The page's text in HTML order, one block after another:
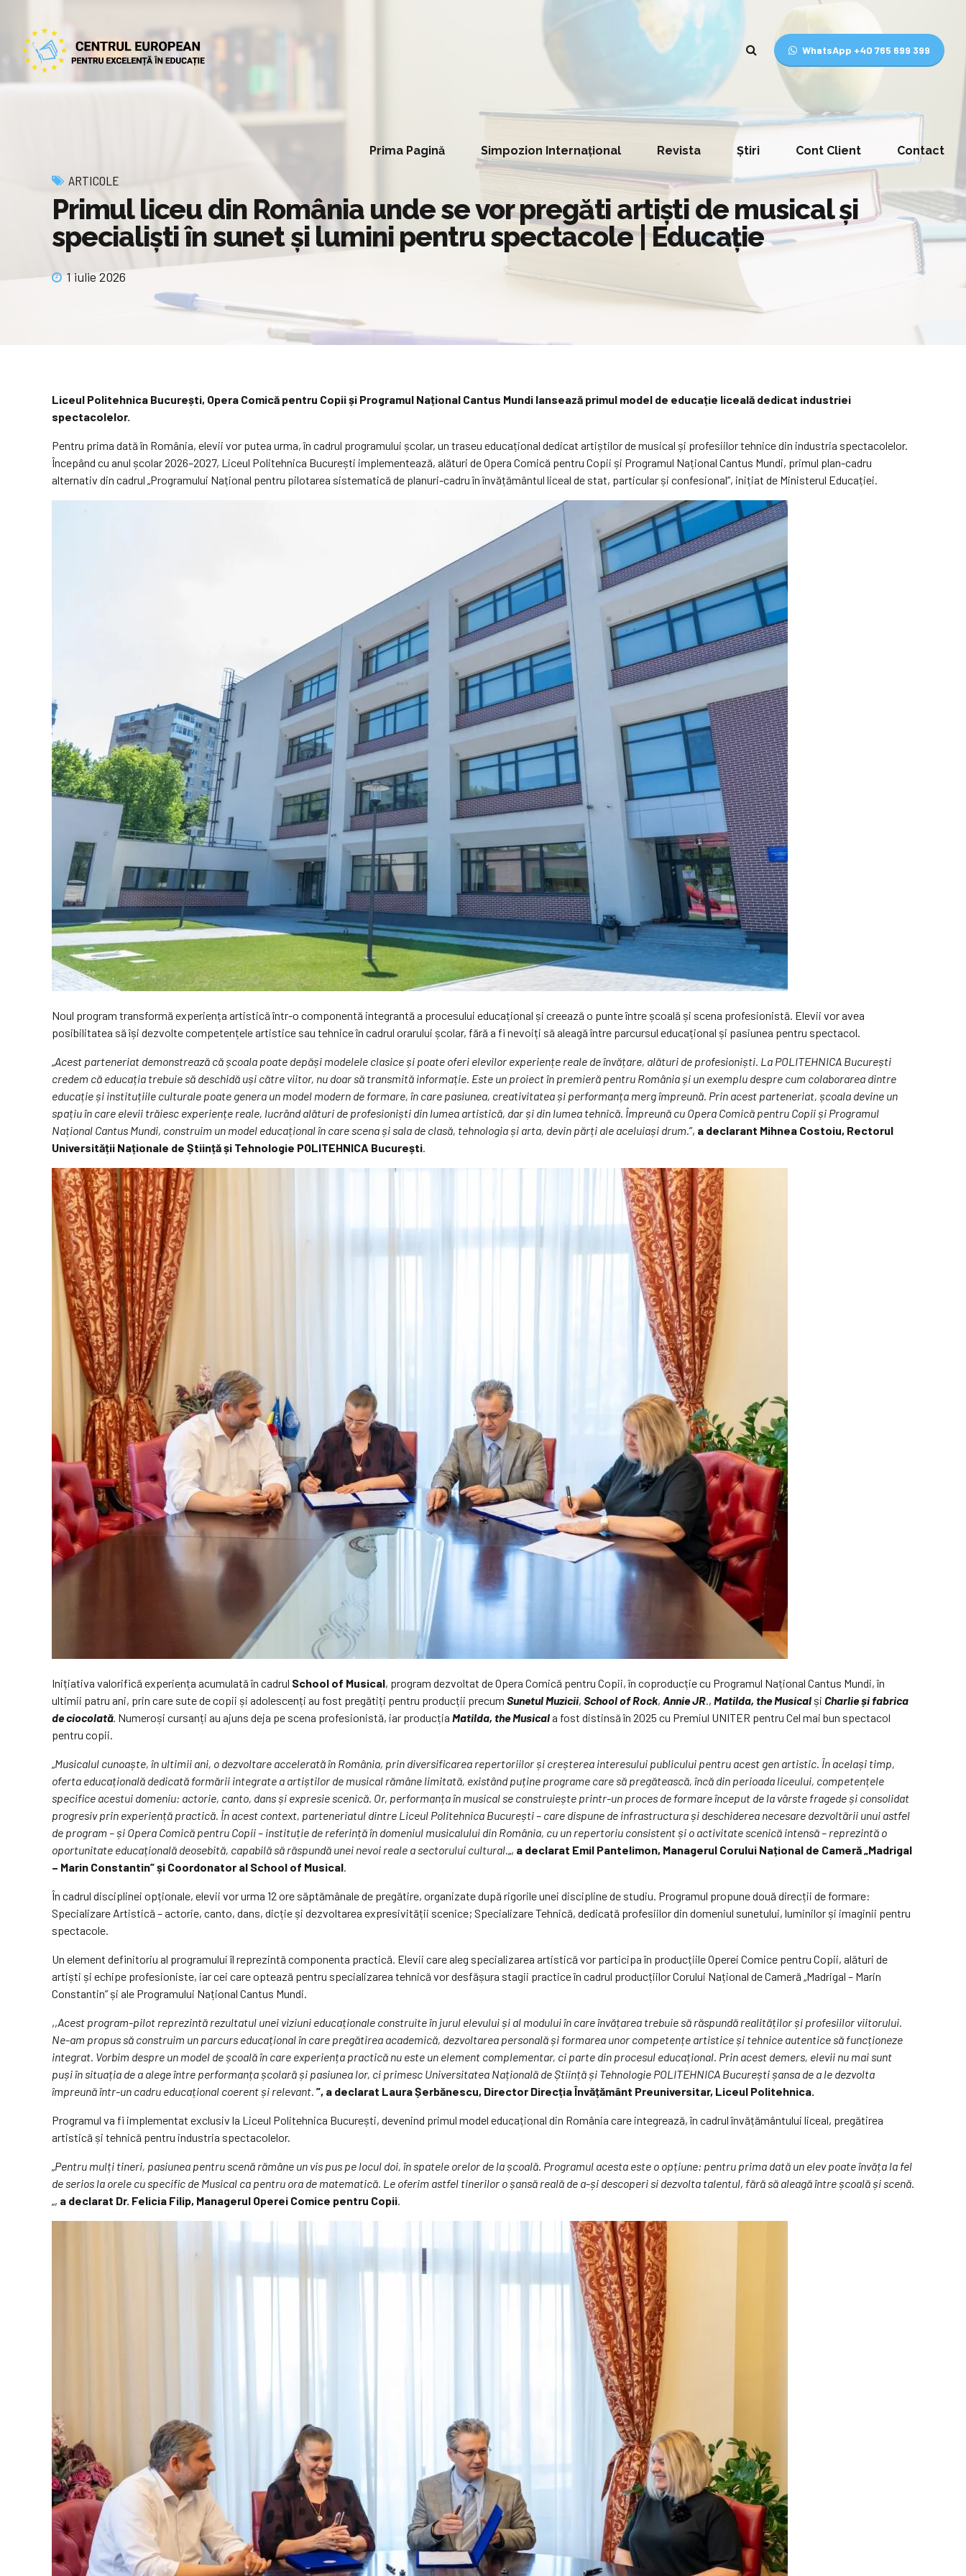
WhatsApp +40 765 699 399
Prima Pagină Simpozion Internațional Revista Știri Cont Client Contact
ARTICOLE
Primul liceu din România unde se vor pregăti artiști de musical și
specialiști în sunet și lumini pentru spectacole | Educaţie
1 iulie 2026
Liceul Politehnica București, Opera Comică pentru Copii și Programul Național Cantus Mundi lansează primul model de educație liceală dedicat industriei
spectacolelor.
Pentru prima dată în România, elevii vor putea urma, în cadrul programului școlar, un traseu educațional dedicat artiștilor de musical și profesiilor tehnice din industria spectacolelor.
Începând cu anul școlar 2026–2027, Liceul Politehnica București implementează, alături de Opera Comică pentru Copii și Programul Național Cantus Mundi, primul plan-cadru
alternativ din cadrul „Programului Național pentru pilotarea sistematică de planuri-cadru în învățământul liceal de stat, particular și confesional”, inițiat de Ministerul Educației.
Noul program transformă experiența artistică într-o componentă integrantă a procesului educațional și creează o punte între școală și scena profesionistă. Elevii vor avea
posibilitatea să își dezvolte competențele artistice sau tehnice în cadrul orarului școlar, fără a fi nevoiți să aleagă între parcursul educațional și pasiunea pentru spectacol.
„Acest parteneriat demonstrează că școala poate depăși modelele clasice și poate oferi elevilor experiențe reale de învățare, alături de profesioniști. La POLITEHNICA București
credem că educația trebuie să deschidă uși către viitor, nu doar să transmită informație. Este un proiect în premieră pentru România și un exemplu despre cum colaborarea dintre
educație și instituțiile culturale poate genera un model modern de formare, în care pasiunea, creativitatea și performanța merg împreună. Prin acest parteneriat, școala devine un
spațiu în care elevii trăiesc experiențe reale, lucrând alături de profesioniști din lumea artistică, dar și din lumea tehnică. Împreună cu Opera Comică pentru Copii și Programul
Național Cantus Mundi, construim un model educațional în care scena și sala de clasă, tehnologia și arta, devin părți ale aceluiași drum.”, a declarant Mihnea Costoiu, Rectorul
Universității Naționale de Știință și Tehnologie POLITEHNICA București.
Inițiativa valorifică experiența acumulată în cadrul School of Musical, program dezvoltat de Opera Comică pentru Copii, în coproducție cu Programul Național Cantus Mundi, în
ultimii patru ani, prin care sute de copii și adolescenți au fost pregătiți pentru producții precum Sunetul Muzicii, School of Rock, Annie JR., Matilda, the Musical și Charlie și fabrica
de ciocolată. Numeroși cursanți au ajuns deja pe scena profesionistă, iar producția Matilda, the Musicala fost distinsă în 2025 cu Premiul UNITER pentru Cel mai bun spectacol
pentru copii.
„Musicalul cunoaște, în ultimii ani, o dezvoltare accelerată în România, prin diversificarea repertoriilor și creșterea interesului publicului pentru acest gen artistic. În același timp,
oferta educațională dedicată formării integrate a artiștilor de musical rămâne limitată, existând puține programe care să pregătească, încă din perioada liceului, competențele
specifice acestui domeniu: actorie, canto, dans și expresie scenică. Or, performanța în musical se construiește printr-un proces de formare început de la vârste fragede și consolidat
progresiv prin experiență practică. În acest context, parteneriatul dintre Liceul Politehnica București – care dispune de infrastructura și deschiderea necesare dezvoltării unui astfel
de program – și Opera Comică pentru Copii – instituție de referință în domeniul musicalului din România, cu un repertoriu consistent și o activitate scenică intensă – reprezintă o
oportunitate educațională deosebită, capabilă să răspundă unei nevoi reale a sectorului cultural.„, a declarat Emil Pantelimon, Managerul Corului Național de Cameră „Madrigal
– Marin Constantin” și Coordonator al School of Musical.
În cadrul disciplinei opționale, elevii vor urma 12 ore săptămânale de pregătire, organizate după rigorile unei discipline de studiu. Programul propune două direcții de formare:
Specializare Artistică – actorie, canto, dans, dicție și dezvoltarea expresivității scenice; Specializare Tehnică, dedicată profesiilor din domeniul sunetului, luminilor și imaginii pentru
spectacole.
Un element definitoriu al programului îl reprezintă componenta practică. Elevii care aleg specializarea artistică vor participa în producțiile Operei Comice pentru Copii, alături de
artiști și echipe profesioniste, iar cei care optează pentru specializarea tehnică vor desfășura stagii practice în cadrul producțiilor Corului Național de Cameră „Madrigal – Marin
Constantin” și ale Programului Național Cantus Mundi.
,,Acest program-pilot reprezintă rezultatul unei viziuni educaționale construite în jurul elevului și al modului în care învățarea trebuie să răspundă realităților și profesiilor viitorului.
Ne-am propus să construim un parcurs educațional în care pregătirea academică, dezvoltarea personală și formarea unor competențe artistice și tehnice autentice să funcționeze
integrat. Vorbim despre un model de școală în care experiența practică nu este un element complementar, ci parte din procesul educațional. Prin acest demers, elevii nu mai sunt
puși în situația de a alege între performanța școlară și pasiunea lor, ci primesc Universitatea Națională de Știință și Tehnologie POLITEHNICA București șansa de a le dezvolta
împreună într-un cadru educațional coerent și relevant. ”, a declarat Laura Șerbănescu, Director Direcția Învățământ Preuniversitar, Liceul Politehnica.
Programul va fi implementat exclusiv la Liceul Politehnica București, devenind primul model educațional din România care integrează, în cadrul învățământului liceal, pregătirea
artistică și tehnică pentru industria spectacolelor.
„Pentru mulți tineri, pasiunea pentru scenă rămâne un vis pus pe locul doi, în spatele orelor de la școală. Programul acesta este o opțiune: pentru prima dată un elev poate învăța la fel
de serios la orele cu specific de Musical ca pentru ora de matematică. Le oferim astfel tinerilor o șansă reală de a-și descoperi si dezvolta talentul, fără să aleagă între școală și scenă.
„, a declarat Dr. Felicia Filip, Managerul Operei Comice pentru Copii.